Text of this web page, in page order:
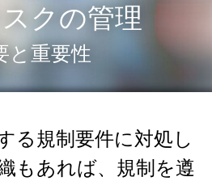
クの管理
と重要性
る規制要件に対処し
もあれば、規制を遵